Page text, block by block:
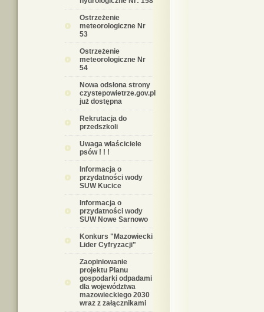
Ostrzeżenie
meteorologiczne Nr
53
Ostrzeżenie
meteorologiczne Nr
54
Nowa odsłona strony
czystepowietrze.gov.pl
już dostępna
Rekrutacja do
przedszkoli
Uwaga właściciele
psów ! ! !
Informacja o
przydatności wody
SUW Kucice
Informacja o
przydatności wody
SUW Nowe Sarnowo
Konkurs "Mazowiecki
Lider Cyfryzacji"
Zaopiniowanie
projektu Planu
gospodarki odpadami
dla województwa
mazowieckiego 2030
wraz z załącznikami